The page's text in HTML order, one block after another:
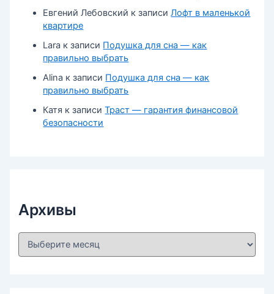
Евгений Лебовский к записиЛофт в маленькой
квартире
Lara к записи Подушка для сна — как
правильно выбрать
Alina к записи Подушка для сна — как
правильно выбрать
Катя к записиТраст — гарантия финансовой
безопасности
Архивы
А